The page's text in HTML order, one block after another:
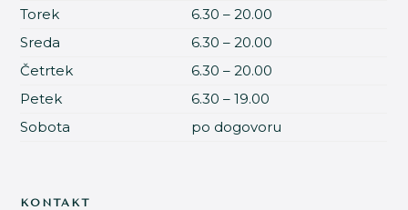
Torek
6.30 – 20.00
Sreda
6.30 – 20.00
Četrtek
6.30 – 20.00
Petek
6.30 – 19.00
Sobota
po dogovoru
KONTAKT